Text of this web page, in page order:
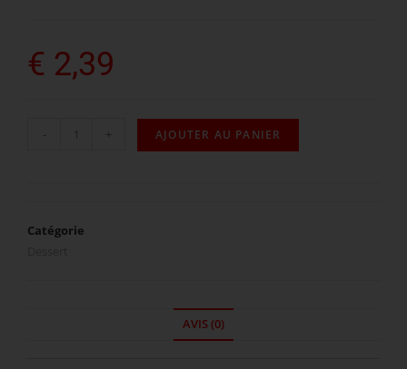
€ 2,39
- + AJOUTER AU PANIER
Catégorie
AVIS (0)